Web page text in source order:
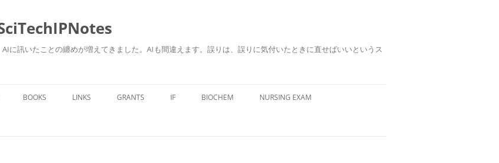
に訊いたことの纏めが増えてきました。AIも間違えます。誤りは、誤りに気付いたときに直せばいいというス
BOOKS LINKS GRANTS IF BIOCHEM NURSING EXAM